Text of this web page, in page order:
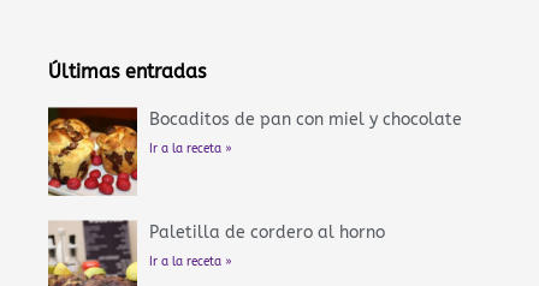
k
Últimas entradas
Bocaditos de pan con miel y chocolate
Ir a la receta »
Paletilla de cordero al horno
Ir a la receta »